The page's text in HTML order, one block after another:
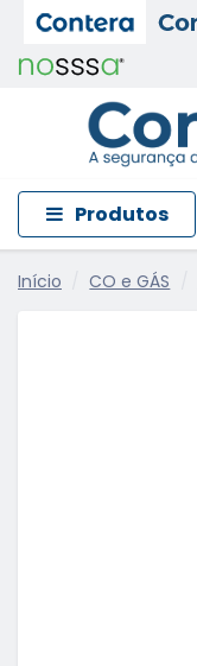
Produtos
Início CO e GÁS